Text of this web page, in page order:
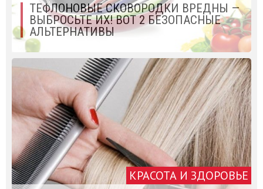
ТЕФЛОНОВЫЕ СКОВОРОДКИ ВРЕДНЫ —
ВЫБРОСЬТЕ ИХ! ВОТ 2 БЕЗОПАСНЫЕ
АЛЬТЕРНАТИВЫ
КРАСОТА И ЗДОРОВЬЕ